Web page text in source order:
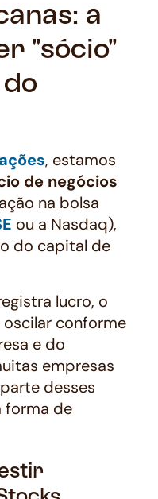
a
"sócio"
ações, estamos
de negócios
na bolsa
ou a Nasdaq),
do capital de
lucro, o
conforme
e do
empresas
desses
forma de